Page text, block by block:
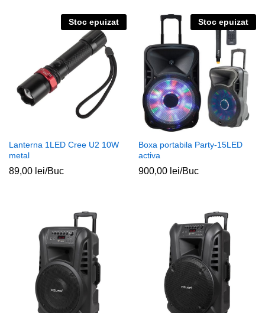
Stoc epuizat
Lanterna 1LED Cree U2 10W
metal
89,00 lei/Buc
Stoc epuizat
Boxa portabila Party-15LED
activa
900,00 lei/Buc